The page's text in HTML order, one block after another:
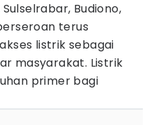
Budiono,
terus
listrik sebagai
masyarakat. Listrik
primer bagi